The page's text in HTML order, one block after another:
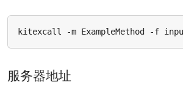
服务器地址